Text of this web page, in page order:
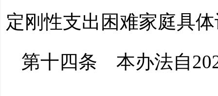
定刚性支出困难家庭具
第十四条 本办法自